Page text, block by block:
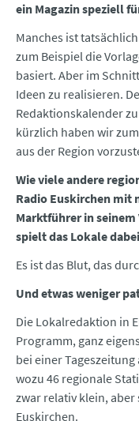
ein Magazin speziell
Manches ist
zum Beispiel die
basiert. Aber im
Ideen zu realisieren.
Redaktionskalender
kürzlich haben wir
aus der Region
Wie viele andere
Radio Euskirchen mit
Marktführer in
spielt das Lokale
Es ist das Blut, das
Und etwas weniger
Die Lokalredaktion in
Programm, ganz
bei einer Tageszeitung
wozu 46 regionale
zwar relativ klein,
Euskirchen.